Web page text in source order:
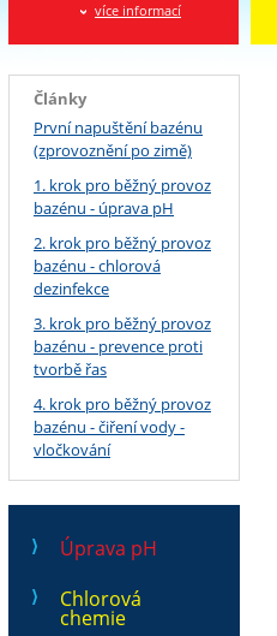
více informací
Články
První napuštění bazénu
(zprovoznění po zimě)
1. krok pro běžný provoz
bazénu - úprava pH
2. krok pro běžný provoz
bazénu - chlorová
dezinfekce
3. krok pro běžný provoz
bazénu - prevence proti
tvorbě řas
4. krok pro běžný provoz
bazénu - čiření vody -
vločkování
Úprava pH
Chlorová
chemie